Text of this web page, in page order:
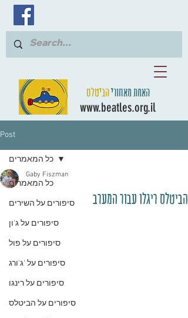
האמת מאחוריהביטלס
www.beatles.org.il
Post
כל המאמרים
סיפורים על השירים
סיפורים על ג'ון
סיפורים על פול
סיפורים על 'ג'ורג
סיפורים על רינגו
סיפורים על הביטלס
כל המאמרים
הביטלס ריגלו עבור המערב
Gaby Fiszman